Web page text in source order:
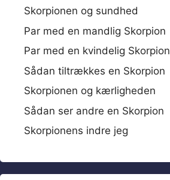
Skorpionen og sundhed
Par med en mandlig Skorpion
Par med en kvindelig Skorpion
Sådan tiltrækkes en Skorpion
Skorpionen og kærligheden
Sådan ser andre en Skorpion
Skorpionens indre jeg